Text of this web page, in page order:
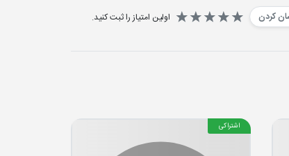
کردن اولین امتیاز را ثبت کنید.
اشتراکی